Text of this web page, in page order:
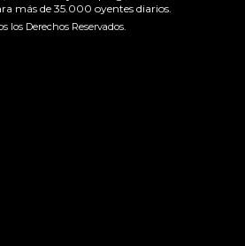
más de 35.000 oyentes diarios.
los Derechos Reservados.